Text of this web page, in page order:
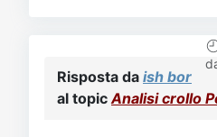
Risposta da ish bor
al topic Analisi crollo